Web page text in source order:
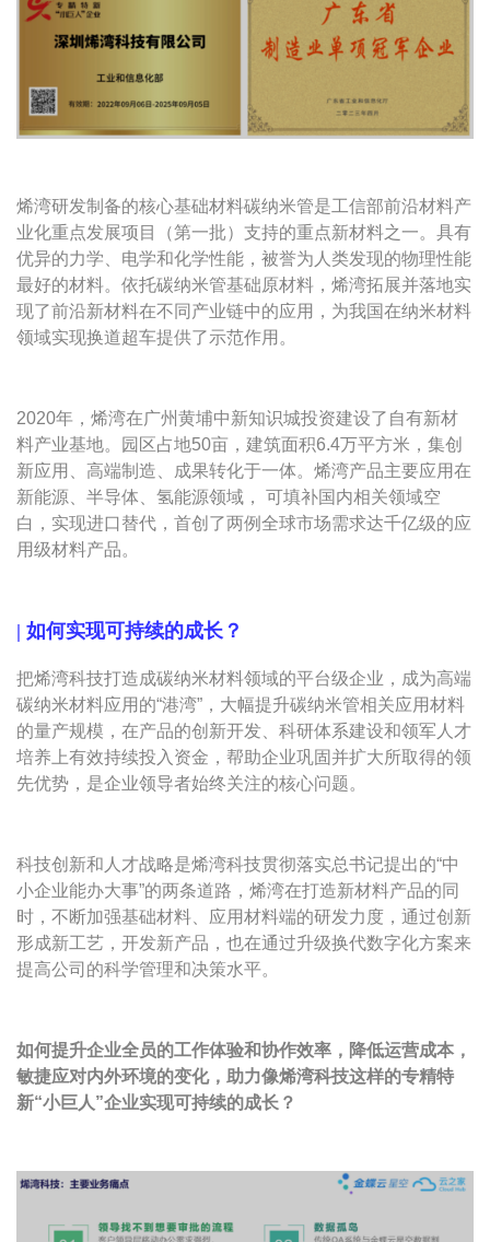
烯湾研发制备的核心基础材料碳纳米管是工信部前沿材料产
业化重点发展项目（第一批）支持的重点新材料之一。具有
优异的力学、电学和化学性能，被誉为人类发现的物理性能
最好的材料。依托碳纳米管基础原材料，烯湾拓展并落地实
现了前沿新材料在不同产业链中的应用，为我国在纳米材料
领域实现换道超车提供了示范作用。
2020年，烯湾在广州黄埔中新知识城投资建设了自有新材
料产业基地。园区占地50亩，建筑面积6.4万平方米，集创
新应用、高端制造、成果转化于一体。烯湾产品主要应用在
新能源、半导体、氢能源领域， 可填补国内相关领域空
白，实现进口替代，首创了两例全球市场需求达千亿级的应
用级材料产品。
| 如何实现可持续的成长？
把烯湾科技打造成碳纳米材料领域的平台级企业，成为高端
碳纳米材料应用的“港湾”，大幅提升碳纳米管相关应用材料
的量产规模，在产品的创新开发、科研体系建设和领军人才
培养上有效持续投入资金，帮助企业巩固并扩大所取得的领
先优势，是企业领导者始终关注的核心问题。
科技创新和人才战略是烯湾科技贯彻落实总书记提出的“中
小企业能办大事”的两条道路，烯湾在打造新材料产品的同
时，不断加强基础材料、应用材料端的研发力度，通过创新
形成新工艺，开发新产品，也在通过升级换代数字化方案来
提高公司的科学管理和决策水平。
如何提升企业全员的工作体验和协作效率，降低运营成本，
敏捷应对内外环境的变化，助力像烯湾科技这样的专精特
新“小巨人”企业实现可持续的成长？